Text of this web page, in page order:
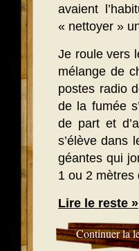
avaient
« nettoyer »
Je roule vers
mélange de
postes radio
de la fumée
de part et
s’élève dans
géantes qui
1 ou 2 mètres
Lire le reste »
Continuer la